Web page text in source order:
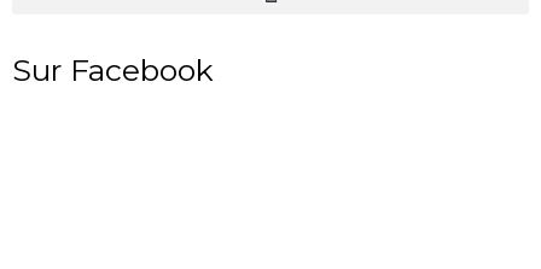
Sur Facebook